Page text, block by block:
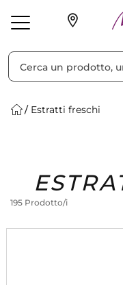
Make-up
Estratti freschi
195 Prodotto/i
Ordina per